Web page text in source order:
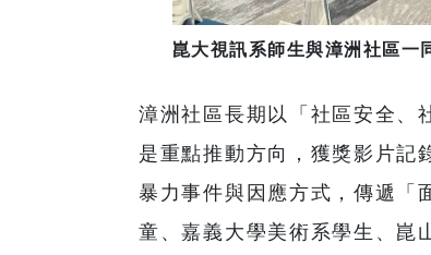
崑大視訊系師生與漳洲社區
漳洲社區長期以「社區安全、
是重點推動方向，獲獎影片記
暴力事件與因應方式，傳遞「
童、嘉義大學美術系學生、崑